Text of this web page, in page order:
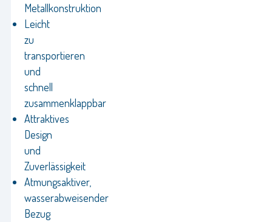
Metallkonstruktion
Leicht
zu
transportieren
und
schnell
zusammenklappbar
Attraktives
Design
und
Zuverlässigkeit
Atmungsaktiver,
wasserabweisender
Bezug